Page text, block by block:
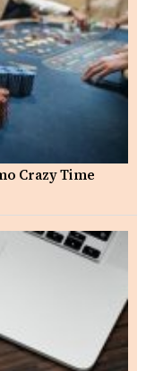
Crazy Time